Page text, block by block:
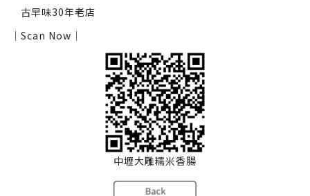
古早味30年老店
｜Scan Now｜
中壢大雕糯米香腸